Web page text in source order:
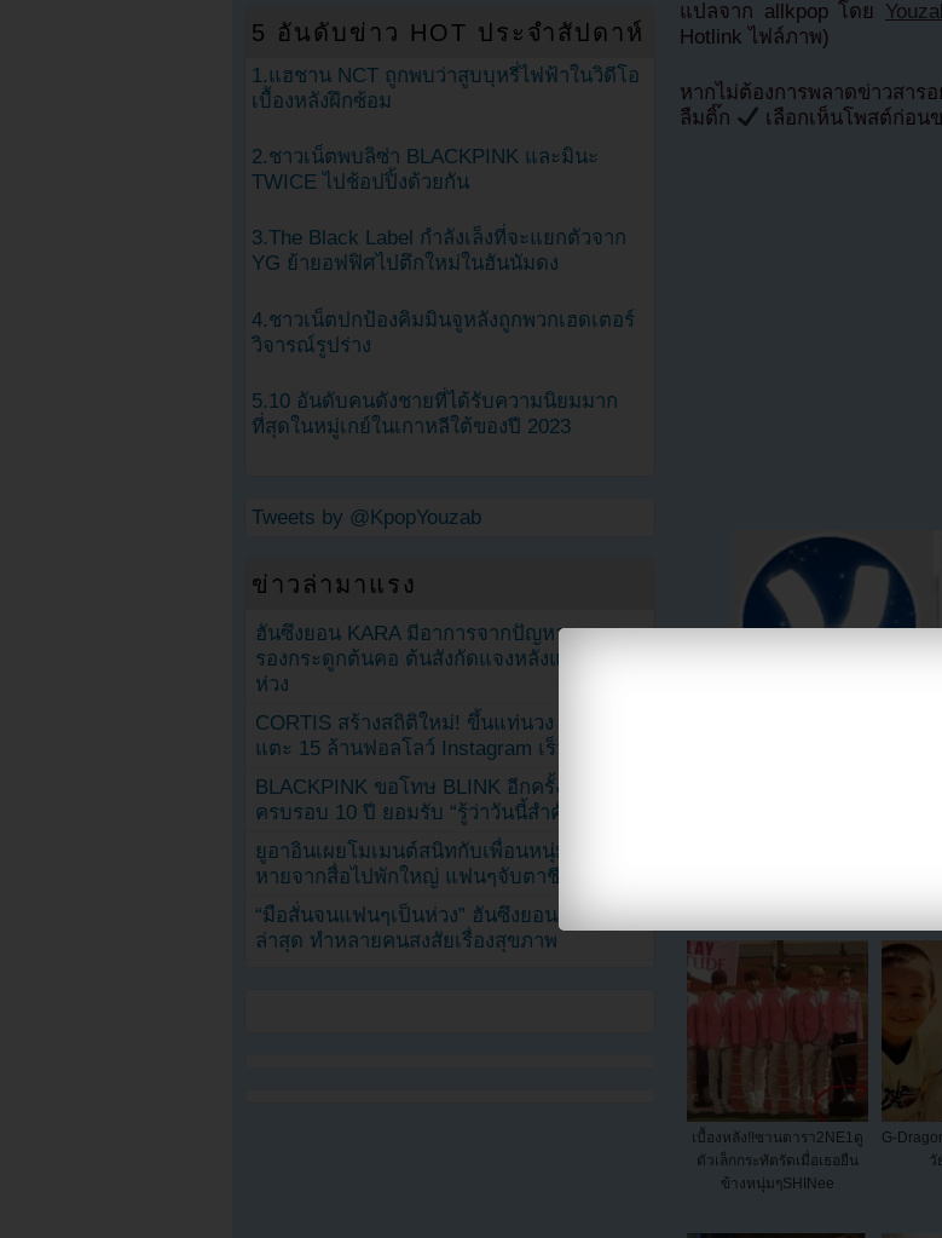
แปลจาก allkpop โดย
Hotlink ไฟล์ภาพ)
หากไม่ต้องการพลาดข่าวสาร
ลืมติ๊ก
เลือกเห็นโพสต์ก่อน
ตอนนี้แฟนๆสามารถติดตามเ
เบื้องหลัง!!ซานดารา2NE1ดู
ตัวเล็กกระทัดรัดเมื่อเธอยืน
ข้างหนุ่มๆSHINee
G-
วั
5 อันดับข่าว HOT ประจำสัปดาห์
1.แฮชาน NCT ถูกพบว่าสูบบุหรี่ไฟฟ้าในวิดีโอ
เบื้องหลังฝึกซ้อม
2.ชาวเน็ตพบลิซ่า BLACKPINK และมินะ
TWICE ไปช้อปปิ้งด้วยกัน
3.The Black Label กำลังเล็งที่จะแยกตัวจาก
YG ย้ายอฟฟิศไปตึกใหม่ในฮันนัมดง
4.ชาวเน็ตปกป้องคิมมินจูหลังถูกพวกเฮดเตอร์
วิจารณ์รูปร่าง
5.10 อันดับคนดังชายที่ได้รับความนิยมมาก
ที่สุดในหมู่เกย์ในเกาหลีใต้ของปี 2023
Tweets by @KpopYouzab
ข่าวล่ามาแรง
ฮันซึงยอน KARA มีอาการจากปัญหาหมอน
รองกระดูกต้นคอ ต้นสังกัดแจงหลังแฟนๆ เป็น
ห่วง
CORTIS สร้างสถิติใหม่! ขึ้นแท่นวง K-Pop ที่
แตะ 15 ล้านฟอลโลว์ Instagram เร็วที่สุด
BLACKPINK ขอโทษ BLINK อีกครั้งในวัน
ครบรอบ 10 ปี ยอมรับ “รู้ว่าวันนี้สำคัญมาก”
ยูอาอินเผยโมเมนต์สนิทกับเพื่อนหนุ่ม หลัง
หายจากสื่อไปพักใหญ่ แฟนๆจับตาชีวิตล่าสุด
“มือสั่นจนแฟนๆเป็นห่วง” ฮันซึงยอนเผยภาพ
ล่าสุด ทำหลายคนสงสัยเรื่องสุขภาพ